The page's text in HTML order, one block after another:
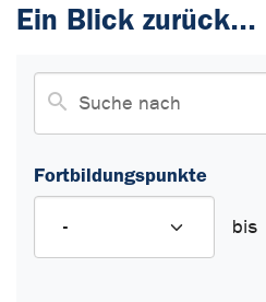
Ein Blick zurück...
Fortbildungspunkte
bis